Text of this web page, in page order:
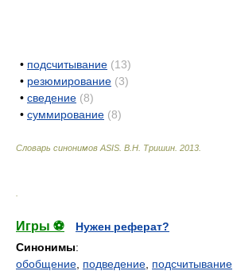
• подсчитывание (13)
• резюмирование (3)
• сведение (8)
• суммирование (8)
Словарь синонимов ASIS. В.Н. Тришин 2013
Игры ⚽
Нужен реферат?
Синонимы:
обобщение подведение подсчитывание